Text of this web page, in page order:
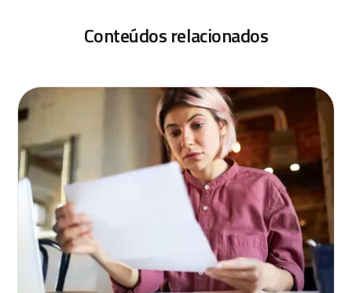
Conteúdos relacionados